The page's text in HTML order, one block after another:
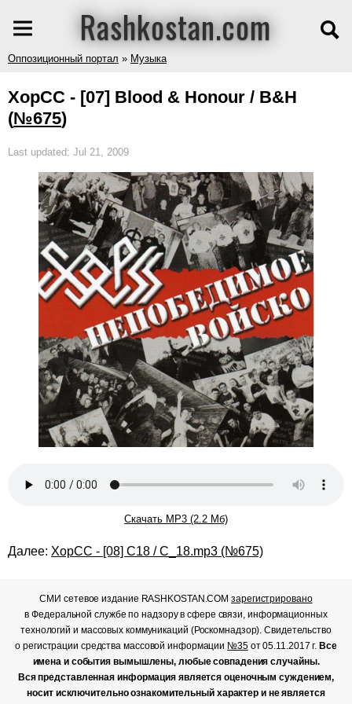
Rashkostan.com
Оппозиционный портал » Музыка
ХорСС - [07] Blood & Honour / В&Н
(№675)
Last updated: Jul 21, 2009
Скачать MP3 (2.2 Мб)
Далее: ХорСС - [08] C18 / C_18.mp3 (№675)
СМИ сетевое издание RASHKOSTAN.COMзарегистрировано
в Федеральной службе по надзору в сфере связи, информационных
технологий и массовых коммуникаций (Роскомнадзор). Свидетельство
о регистрации средства массовой информации №35от 05.11.2017 г. Все
имена и события вымышлены, любые совпадения случайны.
Вся представленная информация является оценочным суждением,
носит исключительно ознакомительный характер и не является